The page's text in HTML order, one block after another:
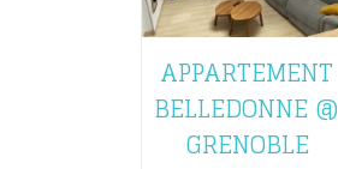
APPARTEMENT
BELLEDONNE @
GRENOBLE